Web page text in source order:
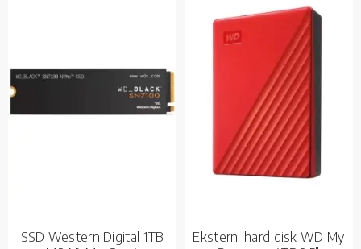
SSD Western Digital 1TB
Eksterni hard disk WD My